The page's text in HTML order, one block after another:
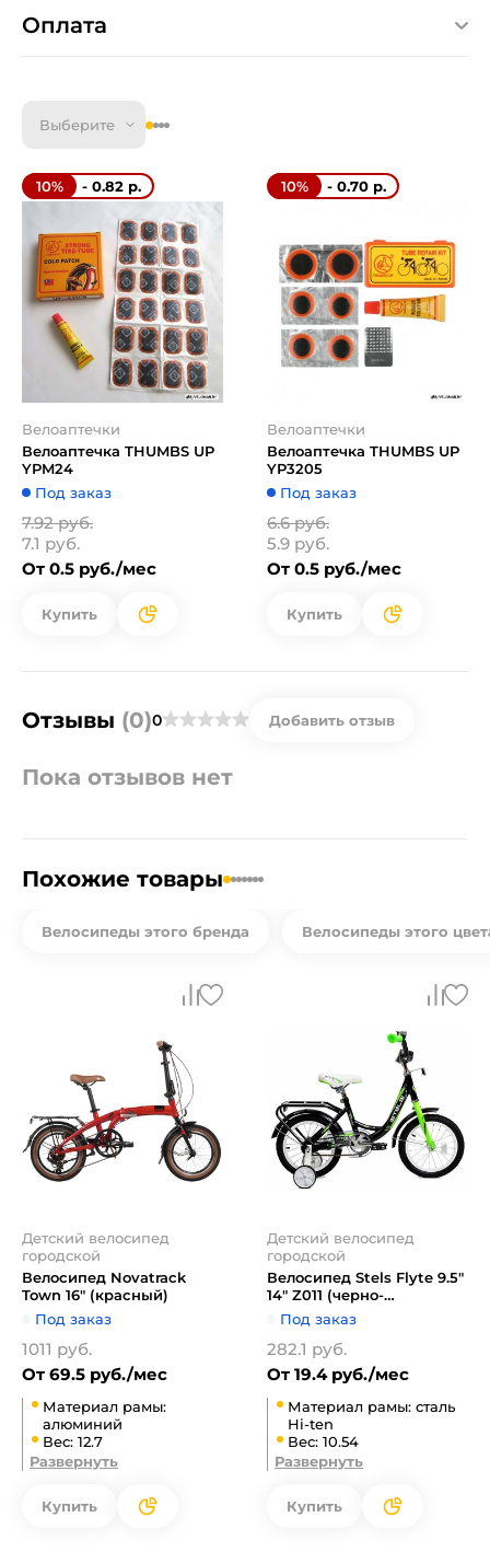
Оплата
Выберите
10% - 0.82 р.
Велоаптечки
Велоаптечка THUMBS UP
YPM24
Под заказ
7.92 руб.
7.1 руб.
От 0.5 руб./мес
Купить
10% - 0.70 р.
Велоаптечки
Велоаптечка THUMBS UP
YP3205
Под заказ
6.6 руб.
5.9 руб.
От 0.5 руб./мес
Купить
Отзывы (0)0 Добавить отзыв
Пока отзывов нет
Похожие товары
Велосипеды этого бренда Велосипеды этого
Детский велосипед
городской
Велосипед Novatrack
Town 16" (красный)
Под заказ
1011 руб.
От 69.5 руб./мес
Материал рамы:
алюминий
Вес: 12.7
Развернуть
Купить
Детский велосипед
городской
Велосипед Stels Flyte 9.5"
14" Z011 (черно-
салатовый)
Под заказ
282.1 руб.
От 19.4 руб./мес
Материал рамы: сталь
Hi-ten
Вес: 10.54
Развернуть
Купить